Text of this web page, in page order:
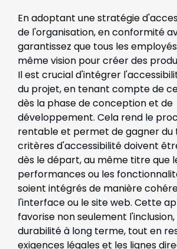
En adoptant une stratégie
de l'organisation, en conformité
garantissez que tous les
même vision pour créer des
Il est crucial d'intégrer
du projet, en tenant compte de
dès la phase de conception et de
développement. Cela rend le
rentable et permet de gagner du
critères d'accessibilité doivent
dès le départ, au même titre que
performances ou les
soient intégrés de manière
l'interface ou le site web. Cette
favorise non seulement l'inclusion,
durabilité à long terme, tout en
exigences légales et les lignes